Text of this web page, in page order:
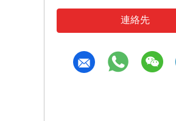
連絡先